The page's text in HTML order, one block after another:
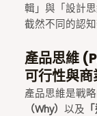
輯」與「設計
截然不同的認
產品思維
可行性與
產品思維是戰
（Why） 以及